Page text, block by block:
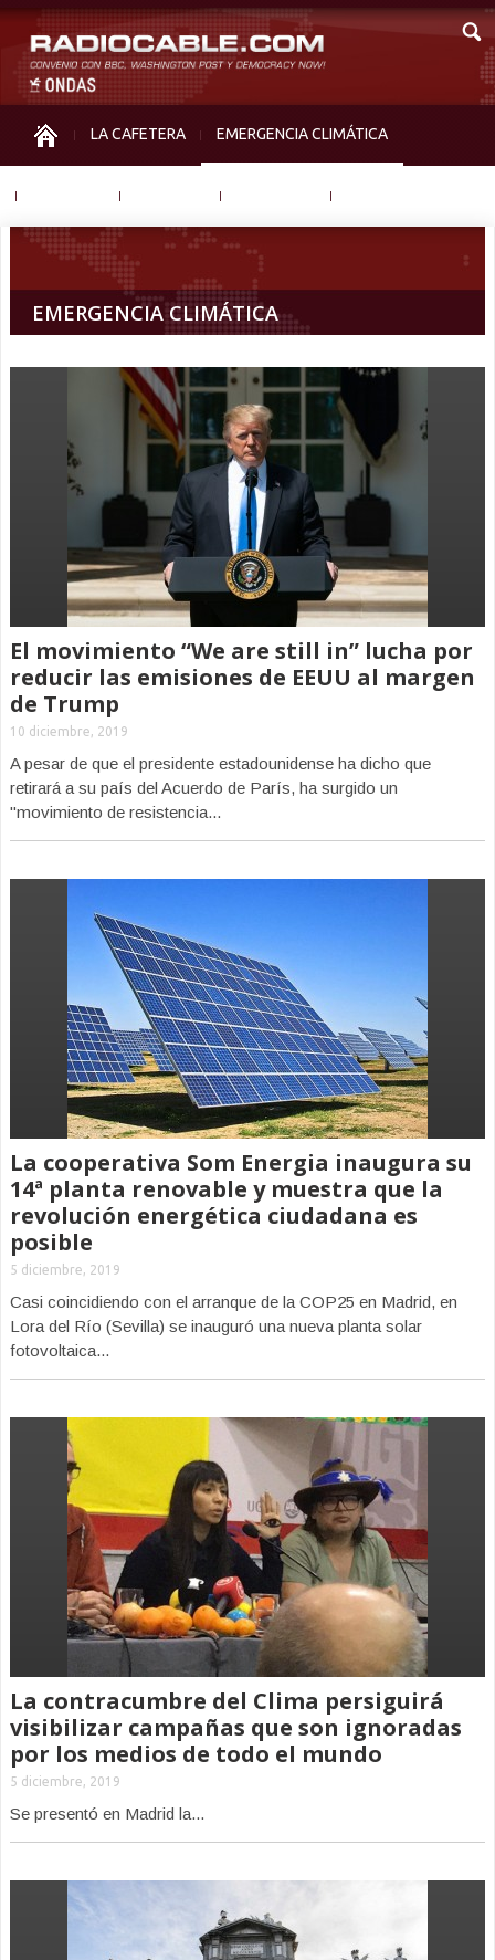
LA CAFETERA EMERGENCIA CLIMÁTICA
EMERGENCIA CLIMÁTICA
El movimiento “We are still in” lucha por
reducir las emisiones de EEUU al margen
de Trump
10 diciembre, 2019
A pesar de que el presidente estadounidense ha dicho que
retirará a su país del Acuerdo de París, ha surgido un
"movimiento de resistencia...
La cooperativa Som Energia inaugura su
14ª planta renovable y muestra que la
revolución energética ciudadana es
posible
5 diciembre, 2019
Casi coincidiendo con el arranque de la COP25 en Madrid, en
Lora del Río (Sevilla) se inauguró una nueva planta solar
fotovoltaica...
La contracumbre del Clima persiguirá
visibilizar campañas que son ignoradas
por los medios de todo el mundo
5 diciembre, 2019
Se presentó en Madrid la...